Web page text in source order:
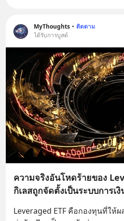
MyThoughts • ติดตาม
ได้รับการบูสต์
ความจริงอันโหดร้ายของ
กิเลสถูกจัดตั้งเป็นระบบการเงิ
Leveraged ETF คือกองทุนที่ใ